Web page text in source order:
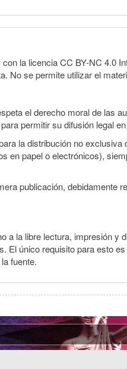
la licencia CC BY-NC 4.0
No se permite utilizar el
el derecho moral de las
para permitir su difusión legal
la distribución no
en papel o electrónicos),
publicación, debidamente
a la libre lectura, impresión y
El único requisito para esto
fuente.